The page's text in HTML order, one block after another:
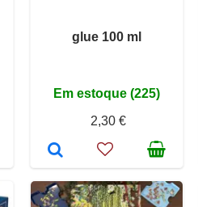
glue 100 ml
Em estoque (225)
2,30 €